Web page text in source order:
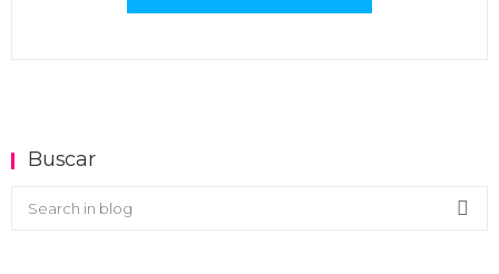
Buscar
Buscar en el blog